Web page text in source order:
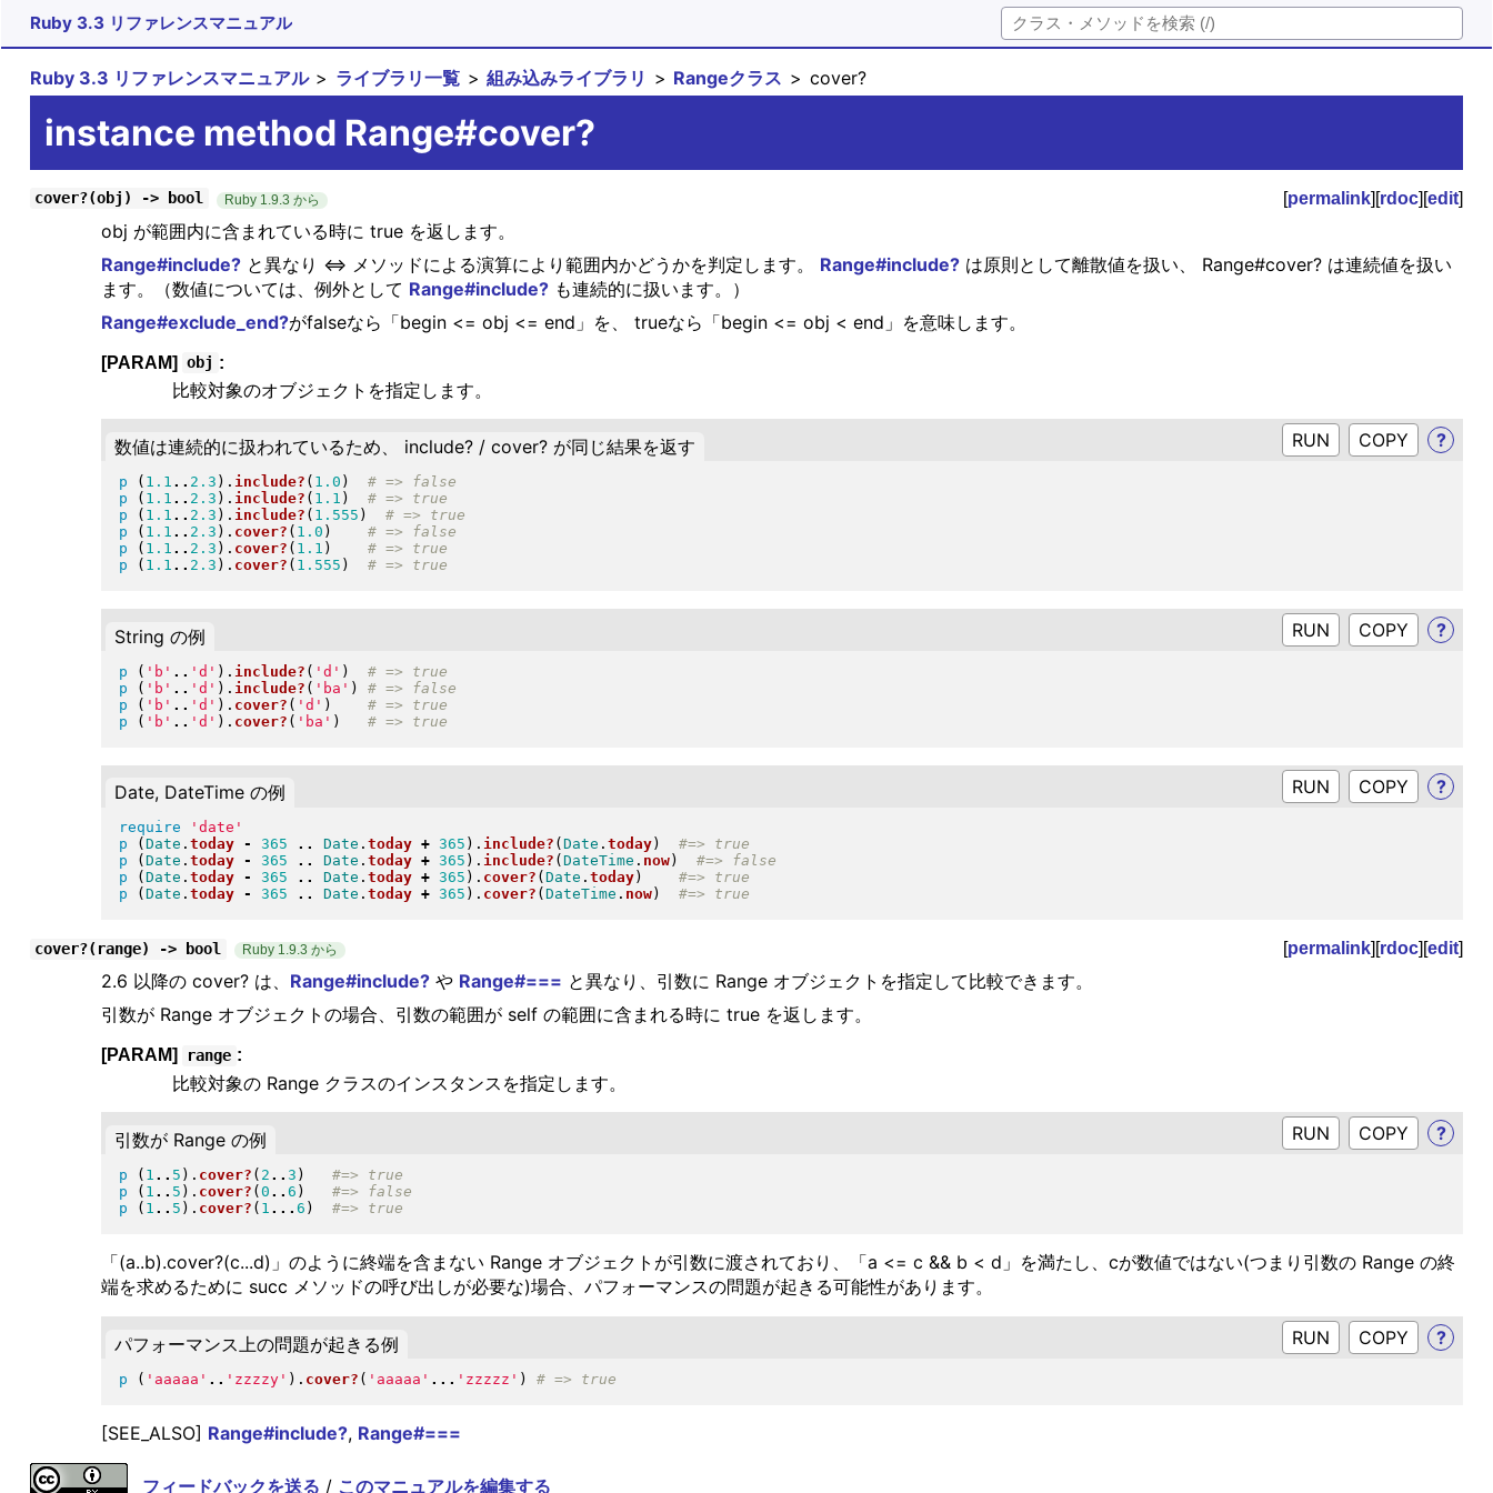
Ruby 3.3 リファレンスマニュアル
Ruby 3.3 リファレンスマニュアル ライブラリ一覧 組み込みライブラリ Rangeクラス cover?
instance method Range#cover?
cover?(obj) -> bool Ruby 1.9.3 から [permalink][rdoc][edit]
obj が範囲内に含まれている時に true を返します。
Range#include?と異なり <=> メソッドによる演算により範囲内かどうかを判定します。 Range#include?は原則として離散値を扱い、 Range#cover? は連続値を扱い
ます。（数値については、例外として Range#include?も連続的に扱います。）
Range#exclude_end?がfalseなら「begin <= obj <= end」を、 trueなら「begin <= obj < end」を意味します。
[PARAM] obj :
比較対象のオブジェクトを指定します。
数値は連続的に扱われているため、 include? / cover? が同じ結果を返す RUN ?
p ( 1.1 .. 2.3 ) . include? ( 1.0 )
p
( 1.1 .. 2.3 ) . include? ( 1.1 )
p
( 1.1 .. 2.3 ) . include? ( 1.555 )
p
( 1.1 .. 2.3 ) . cover? ( 1.0 )
p
( 1.1 .. 2.3 ) . cover? ( 1.1 )
p
( 1.1 .. 2.3 ) . cover? ( 1.555 )
String の例 RUN ?
p ( 'b' .. 'd' ) . include? ( 'd' )
p
( 'b' .. 'd' ) . include? ( 'ba' )
p
( 'b' .. 'd' ) . cover? ( 'd' )
p
( 'b' .. 'd' ) . cover? ( 'ba' )
Date, DateTime の例 RUN ?
require
'date'
p
( Date . today - 365 .. Date . today + 365 ) . include? ( Date . today)
p
( Date . today - 365 .. Date . today + 365 ) . include? ( DateTime . now)
p
( Date . today - 365 .. Date . today + 365 ) . cover? ( Date . today)
p
( Date . today - 365 .. Date . today + 365 ) . cover? ( DateTime . now)
cover?(range) -> bool Ruby 1.9.3 から [permalink][rdoc][edit]
2.6 以降の cover? は、 Range#include?や Range#=== と異なり、引数に Range オブジェクトを指定して比較できます。
引数が Range オブジェクトの場合、引数の範囲が self の範囲に含まれる時に true を返します。
[PARAM] range :
比較対象の Range クラスのインスタンスを指定します。
引数が Range の例 RUN ?
p ( 1 .. 5 ) . cover? ( 2 .. 3 )
p
( 1 .. 5 ) . cover? ( 0 .. 6 )
p
( 1 .. 5 ) . cover? ( 1 ... 6 )
「(a..b).cover?(c...d)」のように終端を含まない Range オブジェクトが引数に渡されており、「a <= c && b < d」を満たし、cが数値ではない(つまり引数の Range の終
端を求めるために succ メソッドの呼び出しが必要な)場合、パフォーマンスの問題が起きる可能性があります。
パフォーマンス上の問題が起きる例 RUN ?
p ( 'aaaaa' .. 'zzzzy' ) . cover? ( 'aaaaa' ... 'zzzzz' )
[SEE_ALSO] Range#include?, Range#===
フィードバックを送る / このマニュアルを編集する